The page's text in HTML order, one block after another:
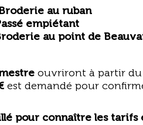
au ruban
empiétant
au point de
ouvriront à partir du
est demandé pour
pour connaître les tarifs